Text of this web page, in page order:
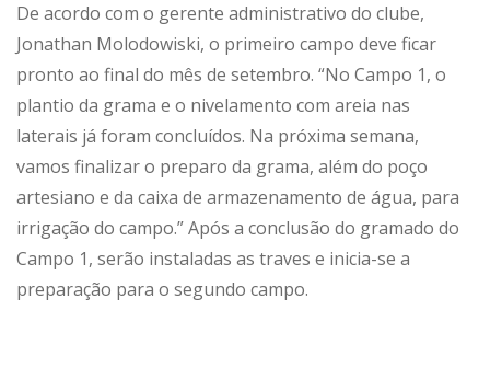
De acordo com o gerente administrativo do clube,
Jonathan Molodowiski, o primeiro campo deve ficar
pronto ao final do mês de setembro. “No Campo 1, o
plantio da grama e o nivelamento com areia nas
laterais já foram concluídos. Na próxima semana,
vamos finalizar o preparo da grama, além do poço
artesiano e da caixa de armazenamento de água, para
irrigação do campo.” Após a conclusão do gramado do
Campo 1, serão instaladas as traves e inicia-se a
preparação para o segundo campo.